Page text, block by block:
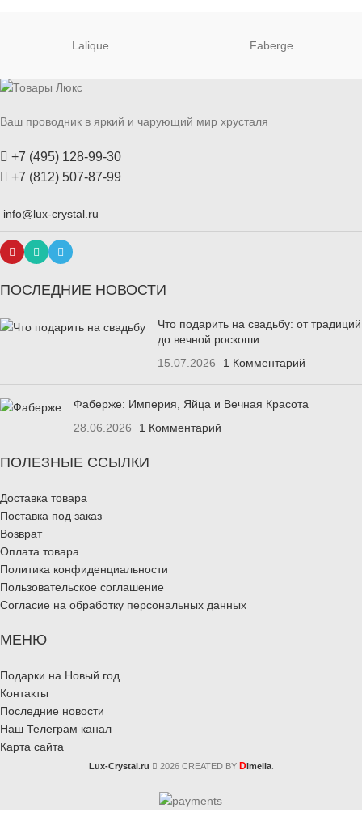
Lalique Faberge
Ваш проводник в яркий и чарующий мир хрусталя
+7 (495) 128-99-30
+7 (812) 507-87-99
info@lux-crystal.ru
ПОСЛЕДНИЕ НОВОСТИ
Что подарить на свадьбу: от традиций
до вечной роскоши
15.07.2026
1 Комментарий
Фаберже: Империя, Яйца и Вечная Красота
28.06.2026
1 Комментарий
ПОЛЕЗНЫЕ ССЫЛКИ
Доставка товара
Поставка под заказ
Возврат
Оплата товара
Политика конфиденциальности
Пользовательское соглашение
Согласие на обработку персональных данных
МЕНЮ
Подарки на Новый год
Контакты
Последние новости
Наш Телеграм канал
Карта сайта
Lux-Crystal.ru 2026 CREATED BY Dimella.